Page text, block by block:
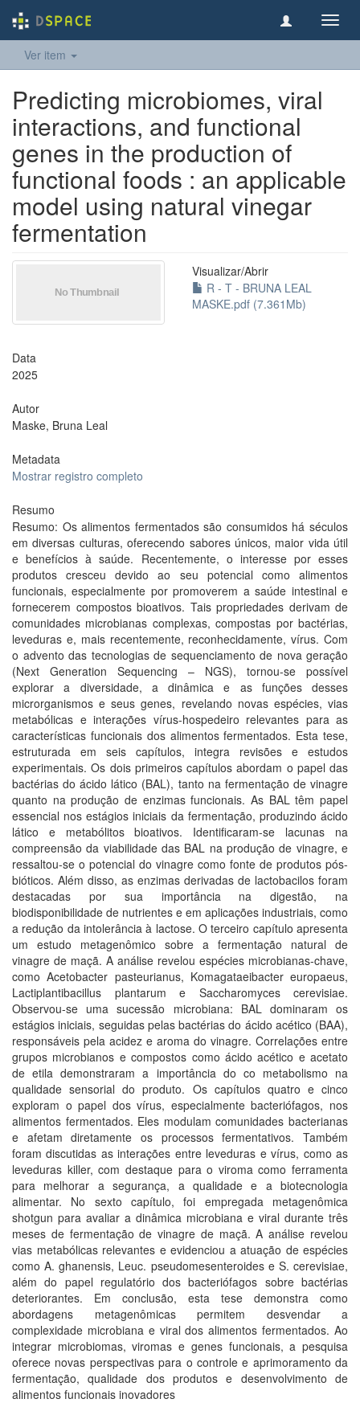
Ver item
Predicting microbiomes, viral
interactions, and functional
genes in the production of
functional foods : an applicable
model using natural vinegar
fermentation
Visualizar/Abrir
R - T - BRUNA LEAL
MASKE.pdf (7.361Mb)
Data
2025
Autor
Maske, Bruna Leal
Metadata
Mostrar registro completo
Resumo
Resumo: Os alimentos fermentados são consumidos há séculos
em diversas culturas, oferecendo sabores únicos, maior vida útil
e benefícios à saúde. Recentemente, o interesse por esses
produtos cresceu devido ao seu potencial como alimentos
funcionais, especialmente por promoverem a saúde intestinal e
fornecerem compostos bioativos. Tais propriedades derivam de
comunidades microbianas complexas, compostas por bactérias,
leveduras e, mais recentemente, reconhecidamente, vírus. Com
o advento das tecnologias de sequenciamento de nova geração
(Next Generation Sequencing – NGS), tornou-se possível
explorar a diversidade, a dinâmica e as funções desses
microrganismos e seus genes, revelando novas espécies, vias
metabólicas e interações vírus-hospedeiro relevantes para as
características funcionais dos alimentos fermentados. Esta tese,
estruturada em seis capítulos, integra revisões e estudos
experimentais. Os dois primeiros capítulos abordam o papel das
bactérias do ácido lático (BAL), tanto na fermentação de vinagre
quanto na produção de enzimas funcionais. As BAL têm papel
essencial nos estágios iniciais da fermentação, produzindo ácido
lático e metabólitos bioativos. Identificaram-se lacunas na
compreensão da viabilidade das BAL na produção de vinagre, e
ressaltou-se o potencial do vinagre como fonte de produtos pós-
bióticos. Além disso, as enzimas derivadas de lactobacilos foram
destacadas por sua importância na digestão, na
biodisponibilidade de nutrientes e em aplicações industriais, como
a redução da intolerância à lactose. O terceiro capítulo apresenta
um estudo metagenômico sobre a fermentação natural de
vinagre de maçã. A análise revelou espécies microbianas-chave,
como Acetobacter pasteurianus, Komagataeibacter europaeus,
Lactiplantibacillus plantarum e Saccharomyces cerevisiae.
Observou-se uma sucessão microbiana: BAL dominaram os
estágios iniciais, seguidas pelas bactérias do ácido acético (BAA),
responsáveis pela acidez e aroma do vinagre. Correlações entre
grupos microbianos e compostos como ácido acético e acetato
de etila demonstraram a importância do co metabolismo na
qualidade sensorial do produto. Os capítulos quatro e cinco
exploram o papel dos vírus, especialmente bacteriófagos, nos
alimentos fermentados. Eles modulam comunidades bacterianas
e afetam diretamente os processos fermentativos. Também
foram discutidas as interações entre leveduras e vírus, como as
leveduras killer, com destaque para o viroma como ferramenta
para melhorar a segurança, a qualidade e a biotecnologia
alimentar. No sexto capítulo, foi empregada metagenômica
shotgun para avaliar a dinâmica microbiana e viral durante três
meses de fermentação de vinagre de maçã. A análise revelou
vias metabólicas relevantes e evidenciou a atuação de espécies
como A. ghanensis, Leuc. pseudomesenteroides e S. cerevisiae,
além do papel regulatório dos bacteriófagos sobre bactérias
deteriorantes. Em conclusão, esta tese demonstra como
abordagens metagenômicas permitem desvendar a
complexidade microbiana e viral dos alimentos fermentados. Ao
integrar microbiomas, viromas e genes funcionais, a pesquisa
oferece novas perspectivas para o controle e aprimoramento da
fermentação, qualidade dos produtos e desenvolvimento de
alimentos funcionais inovadores